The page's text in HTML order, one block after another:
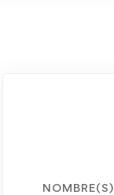
NOMBRE(S)